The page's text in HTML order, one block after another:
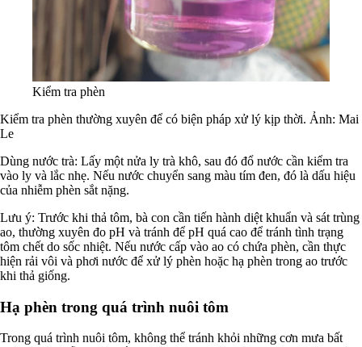
Kiểm tra phèn
Kiểm tra phèn thường xuyên để có biện pháp xử lý kịp thời. Ảnh: Mai
Le
Dùng nước trà: Lấy một nửa ly trà khô, sau đó đổ nước cần kiểm tra
vào ly và lắc nhẹ. Nếu nước chuyển sang màu tím đen, đó là dấu hiệu
của nhiễm phèn sắt nặng.
Lưu ý: Trước khi thả tôm, bà con cần tiến hành diệt khuẩn và sát trùng
ao, thường xuyên đo pH và tránh để pH quá cao để tránh tình trạng
tôm chết do sốc nhiệt. Nếu nước cấp vào ao có chứa phèn, cần thực
hiện rải vôi và phơi nước để xử lý phèn hoặc hạ phèn trong ao trước
khi thả giống.
Hạ phèn trong quá trình nuôi tôm
Trong quá trình nuôi tôm, không thể tránh khỏi những cơn mưa bất